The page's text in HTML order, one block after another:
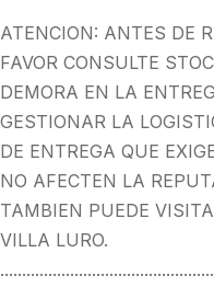
ATENCION: ANTES DE
FAVOR CONSULTE
DEMORA EN LA
GESTIONAR LA
DE ENTREGA QUE
NO AFECTEN LA
TAMBIEN PUEDE
VILLA LURO.